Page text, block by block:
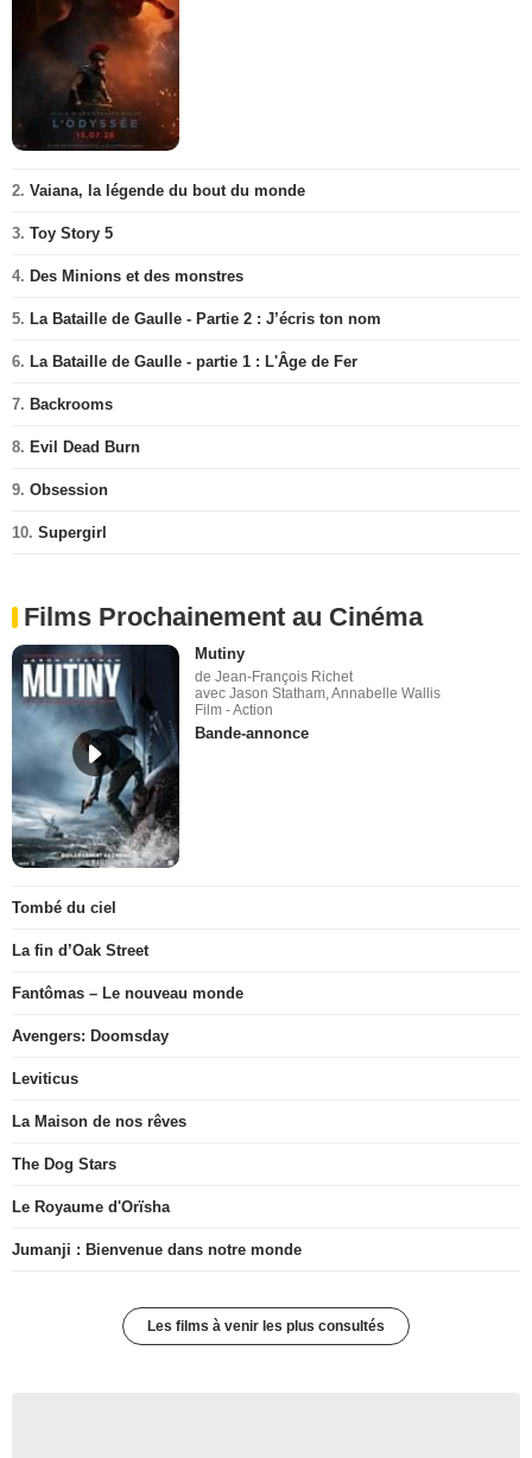
2. Vaiana, la légende du bout du monde
3. Toy Story 5
4. Des Minions et des monstres
5. La Bataille de Gaulle - Partie 2 : J’écris ton nom
6. La Bataille de Gaulle - partie 1 : L'Âge de Fer
7. Backrooms
8. Evil Dead Burn
9. Obsession
10. Supergirl
Films Prochainement au Cinéma
Mutiny
de Jean-François Richet
avec Jason Statham, Annabelle Wallis
Film - Action
Bande-annonce
Tombé du ciel
La fin d’Oak Street
Fantômas – Le nouveau monde
Avengers: Doomsday
Leviticus
La Maison de nos rêves
The Dog Stars
Le Royaume d'Orïsha
Jumanji : Bienvenue dans notre monde
Les films à venir les plus consultés